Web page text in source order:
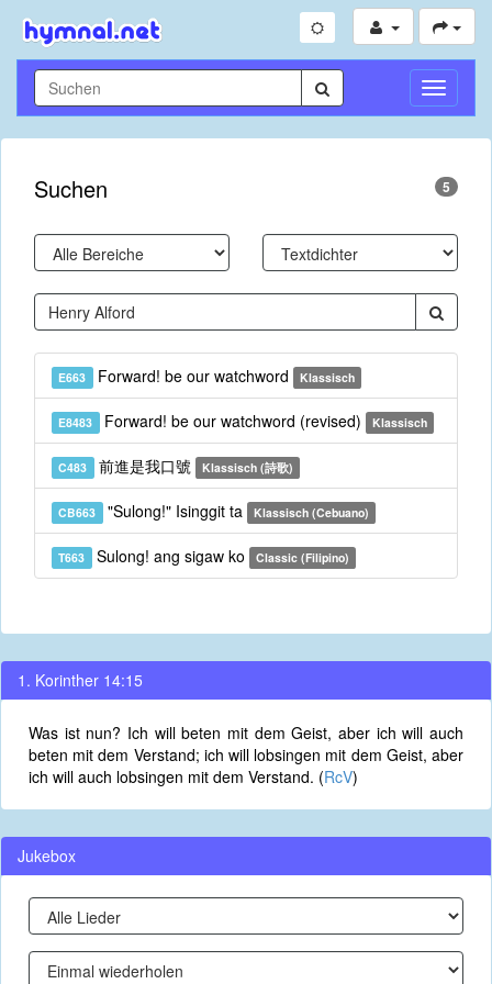
Suchen 5
E663 Forward! be our watchword Klassisch
E8483 Forward! be our watchword (revised) Klassisch
C483 前進是我口號 Klassisch (詩歌)
CB663 "Sulong!" Isinggit ta Klassisch (Cebuano)
T663 Sulong! ang sigaw ko Classic (Filipino)
1. Korinther 14:15
Was ist nun? Ich will beten mit dem Geist, aber ich will auch
beten mit dem Verstand; ich will lobsingen mit dem Geist, aber
ich will auch lobsingen mit dem Verstand. (RcV)
Jukebox